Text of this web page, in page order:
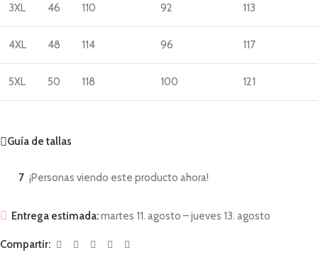
3XL 46 110 92 113
4XL 48 114 96 117
5XL 50 118 100 121
Guía de tallas
7 ¡Personas viendo este producto ahora!
Entrega estimada:martes 11. agosto – jueves 13. agosto
Compartir: